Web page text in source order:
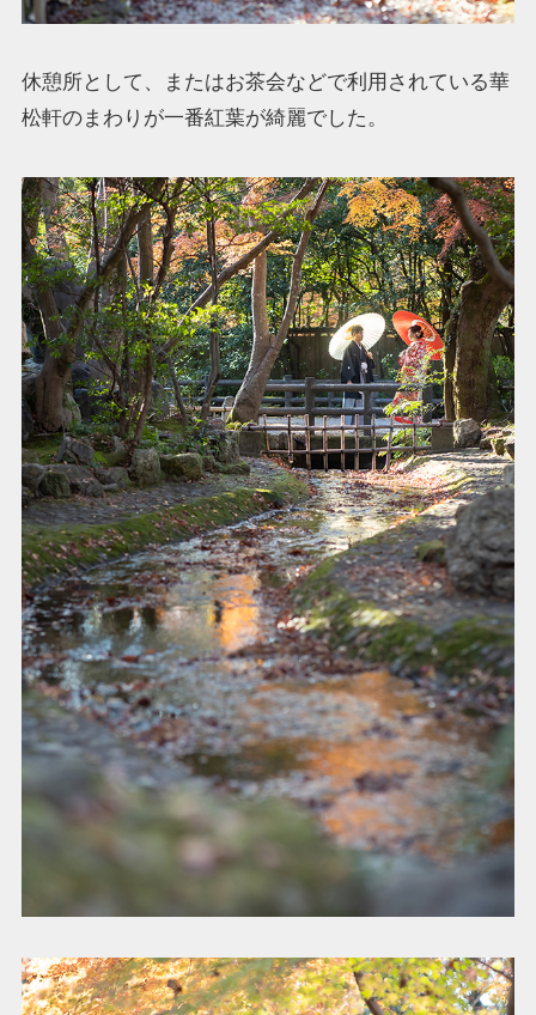
休憩所として、またはお茶会などで利用されている華
松軒のまわりが一番紅葉が綺麗でした。